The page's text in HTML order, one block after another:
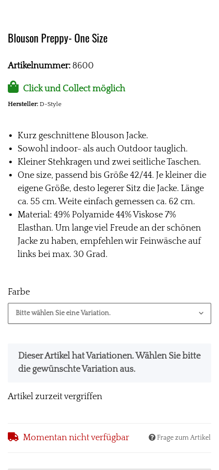
Blouson Preppy- One Size
Artikelnummer: 8600
Click und Collect möglich
Hersteller: D-Style
Kurz geschnittene Blouson Jacke.
Sowohl indoor- als auch Outdoor tauglich.
Kleiner Stehkragen und zwei seitliche Taschen.
One size, passend bis Größe 42/44. Je kleiner die
eigene Größe, desto legerer Sitz die Jacke. Länge
ca. 55 cm. Weite einfach gemessen ca. 62 cm.
Material: 49% Polyamide 44% Viskose 7%
Elasthan. Um lange viel Freude an der schönen
Jacke zu haben, empfehlen wir Feinwäsche auf
links bei max. 30 Grad.
Farbe
Bitte wählen Sie eine Variation.
x
Dieser Artikel hat Variationen. Wählen Sie bitte
die gewünschte Variation aus.
Artikel zurzeit vergriffen
Momentan nicht verfügbar Frage zum Artikel